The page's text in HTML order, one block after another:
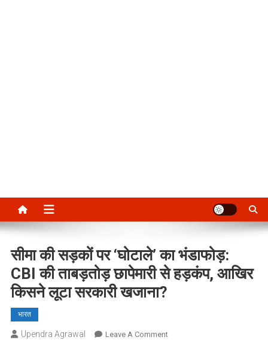
सीमा की सड़कों पर ‘घोटाले’ का भंडाफोड़:
CBI की ताबड़तोड़ छापेमारी से हड़कंप, आखिर
किसने लूटा सरकारी खजाना?
भारत
Upendra Agrawal Leave A CommentOn